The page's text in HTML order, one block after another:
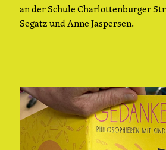
an der Schule Charlottenburger
Segatz und Anne Jaspersen.